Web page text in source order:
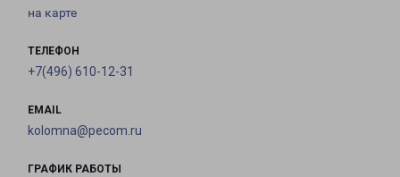
на карте
ТЕЛЕФОН
+7(496) 610-12-31
EMAIL
kolomna@pecom.ru
ГРАФИК РАБОТЫ